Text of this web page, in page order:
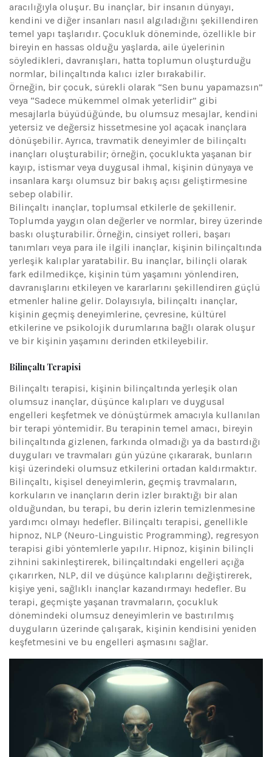
aracılığıyla oluşur. Bu inançlar, bir insanın dünyayı,
kendini ve diğer insanları nasıl algıladığını şekillendiren
temel yapı taşlarıdır. Çocukluk döneminde, özellikle bir
bireyin en hassas olduğu yaşlarda, aile üyelerinin
söyledikleri, davranışları, hatta toplumun oluşturduğu
normlar, bilinçaltında kalıcı izler bırakabilir.
Örneğin, bir çocuk, sürekli olarak “Sen bunu yapamazsın”
veya “Sadece mükemmel olmak yeterlidir” gibi
mesajlarla büyüdüğünde, bu olumsuz mesajlar, kendini
yetersiz ve değersiz hissetmesine yol açacak inançlara
dönüşebilir. Ayrıca, travmatik deneyimler de bilinçaltı
inançları oluşturabilir; örneğin, çocuklukta yaşanan bir
kayıp, istismar veya duygusal ihmal, kişinin dünyaya ve
insanlara karşı olumsuz bir bakış açısı geliştirmesine
sebep olabilir.
Bilinçaltı inançlar, toplumsal etkilerle de şekillenir.
Toplumda yaygın olan değerler ve normlar, birey üzerinde
baskı oluşturabilir. Örneğin, cinsiyet rolleri, başarı
tanımları veya para ile ilgili inançlar, kişinin bilinçaltında
yerleşik kalıplar yaratabilir. Bu inançlar, bilinçli olarak
fark edilmedikçe, kişinin tüm yaşamını yönlendiren,
davranışlarını etkileyen ve kararlarını şekillendiren güçlü
etmenler haline gelir. Dolayısıyla, bilinçaltı inançlar,
kişinin geçmiş deneyimlerine, çevresine, kültürel
etkilerine ve psikolojik durumlarına bağlı olarak oluşur
ve bir kişinin yaşamını derinden etkileyebilir.
Bilinçaltı Terapisi
Bilinçaltı terapisi, kişinin bilinçaltında yerleşik olan
olumsuz inançlar, düşünce kalıpları ve duygusal
engelleri keşfetmek ve dönüştürmek amacıyla kullanılan
bir terapi yöntemidir. Bu terapinin temel amacı, bireyin
bilinçaltında gizlenen, farkında olmadığı ya da bastırdığı
duyguları ve travmaları gün yüzüne çıkararak, bunların
kişi üzerindeki olumsuz etkilerini ortadan kaldırmaktır.
Bilinçaltı, kişisel deneyimlerin, geçmiş travmaların,
korkuların ve inançların derin izler bıraktığı bir alan
olduğundan, bu terapi, bu derin izlerin temizlenmesine
yardımcı olmayı hedefler. Bilinçaltı terapisi, genellikle
hipnoz, NLP (Neuro-Linguistic Programming), regresyon
terapisi gibi yöntemlerle yapılır. Hipnoz, kişinin bilinçli
zihnini sakinleştirerek, bilinçaltındaki engelleri açığa
çıkarırken, NLP, dil ve düşünce kalıplarını değiştirerek,
kişiye yeni, sağlıklı inançlar kazandırmayı hedefler. Bu
terapi, geçmişte yaşanan travmaların, çocukluk
dönemindeki olumsuz deneyimlerin ve bastırılmış
duyguların üzerinde çalışarak, kişinin kendisini yeniden
keşfetmesini ve bu engelleri aşmasını sağlar.